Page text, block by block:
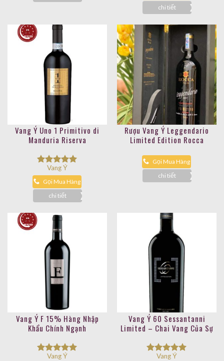
chi tiết
Vang Ý Uno 1 Primitivo di
Manduria Riserva
Được xếp
hạng 5.00
5 sao
Vang Ý
Gọi Mua Hàng
chi tiết
Rượu Vang Ý Leggendario
Limited Edition Rocca
Gọi Mua Hàng
chi tiết
Vang Ý F 15% Hàng Nhập
Khẩu Chính Ngạnh
Được xếp
Vang Ý
Vang Ý 60 Sessantanni
Limited – Chai Vang Của Sự
Được xếp
Vang Ý